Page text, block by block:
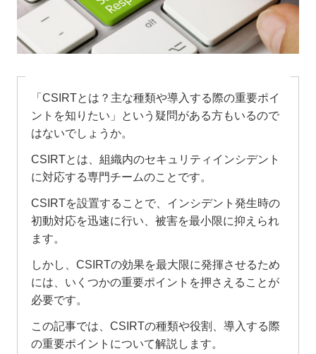
「CSIRTとは？主な種類や導入する際の重要ポイ
ントを知りたい」という疑問がある方もいるので
はないでしょうか。
CSIRTとは、組織内のセキュリティインシデント
に対応する専門チームのことです。
CSIRTを設置することで、インシデント発生時の
初動対応を迅速に行い、被害を最小限に抑えられ
ます。
しかし、CSIRTの効果を最大限に発揮させるため
には、いくつかの重要ポイントを押さえることが
必要です。
この記事では、CSIRTの種類や役割、導入する際
の重要ポイントについて解説します。